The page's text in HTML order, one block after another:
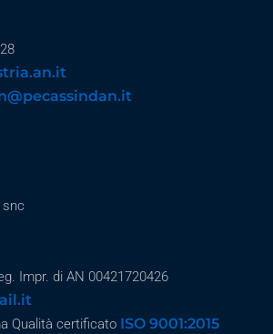
snc
Impr. di AN 00421720426
Qualità certificato ISO 9001:2015